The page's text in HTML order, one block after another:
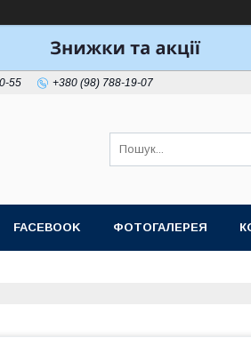
55 +380 (98) 788-19-07
FACEBOOK ФОТОГАЛЕРЕЯ